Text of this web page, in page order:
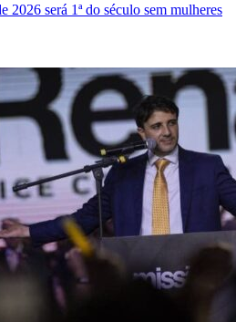
2026 será 1ª do século sem mulheres